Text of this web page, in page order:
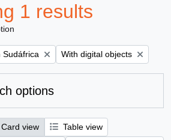
1 results
Sudáfrica Remove filter:
With digital objects
options
Card view
Table view